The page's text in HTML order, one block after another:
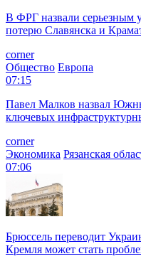
В ФРГ назвали серьезным
потерю Славянска и
corner
Общество Европа
07:15
Павел Малков назвал
ключевых
corner
Экономика Рязанская
07:06
Брюссель переводит
Кремля может стать